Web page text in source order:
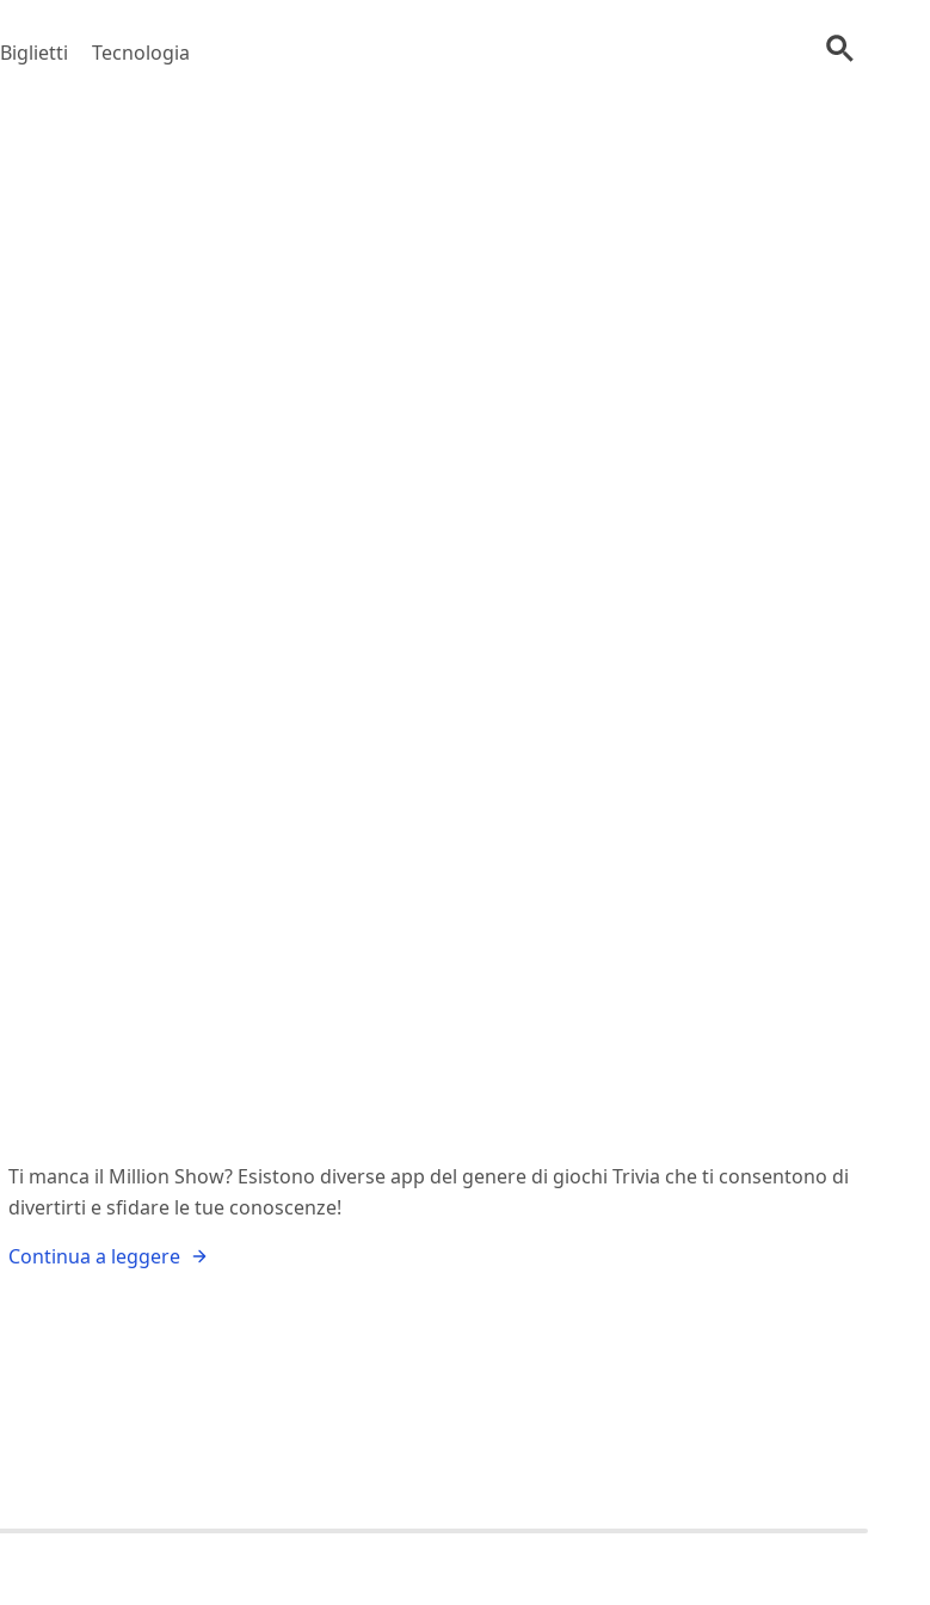
Biglietti Tecnologia
Ti manca il Million Show? Esistono diverse app del genere di giochi Trivia che ti consentono di
divertirti e sfidare le tue conoscenze!
Continua a leggere